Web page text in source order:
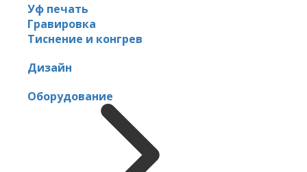
Уф печать
Гравировка
Тиснение и конгрев
Дизайн
Оборудование